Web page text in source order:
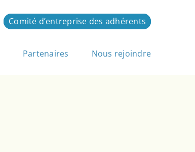
Comité d’entreprise des adhérents
Partenaires Nous rejoindre